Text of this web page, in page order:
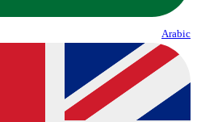
Arabic